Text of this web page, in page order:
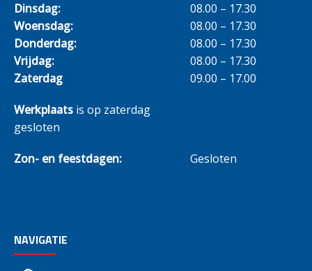
Dinsdag:
08.00 – 17.30
Woensdag:
08.00 – 17.30
Donderdag:
08.00 – 17.30
Vrijdag:
08.00 – 17.30
Zaterdag
09.00 – 17.00
Werkplaats is op zaterdag
gesloten
Zon- en feestdagen: Gesloten
NAVIGATIE